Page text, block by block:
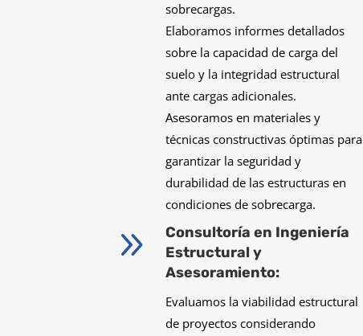
sobrecargas.
Elaboramos informes detallados
sobre la capacidad de carga del
suelo y la integridad estructural
ante cargas adicionales.
Asesoramos en materiales y
técnicas constructivas óptimas para
garantizar la seguridad y
durabilidad de las estructuras en
condiciones de sobrecarga.
9
Consultoría en Ingeniería
Estructural y
Asesoramiento:
Evaluamos la viabilidad estructural
de proyectos considerando